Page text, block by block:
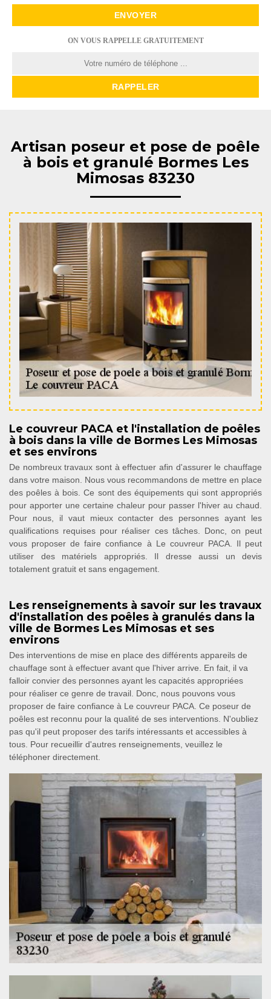
ON VOUS RAPPELLE GRATUITEMENT
Artisan poseur et pose de poêle
à bois et granulé Bormes Les
Mimosas 83230
Le couvreur PACA et l'installation de poêles
à bois dans la ville de Bormes Les Mimosas
et ses environs
De nombreux travaux sont à effectuer afin d'assurer le chauffage
dans votre maison. Nous vous recommandons de mettre en place
des poêles à bois. Ce sont des équipements qui sont appropriés
pour apporter une certaine chaleur pour passer l'hiver au chaud.
Pour nous, il vaut mieux contacter des personnes ayant les
qualifications requises pour réaliser ces tâches. Donc, on peut
vous proposer de faire confiance à Le couvreur PACA. Il peut
utiliser des matériels appropriés. Il dresse aussi un devis
totalement gratuit et sans engagement.
Les renseignements à savoir sur les travaux
d'installation des poêles à granulés dans la
ville de Bormes Les Mimosas et ses
environs
Des interventions de mise en place des différents appareils de
chauffage sont à effectuer avant que l'hiver arrive. En fait, il va
falloir convier des personnes ayant les capacités appropriées
pour réaliser ce genre de travail. Donc, nous pouvons vous
proposer de faire confiance à Le couvreur PACA. Ce poseur de
poêles est reconnu pour la qualité de ses interventions. N'oubliez
pas qu'il peut proposer des tarifs intéressants et accessibles à
tous. Pour recueillir d'autres renseignements, veuillez le
téléphoner directement.